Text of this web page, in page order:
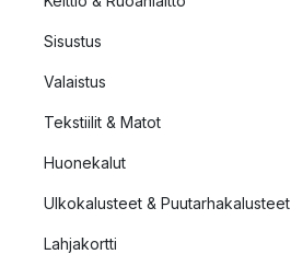
Sisustus
Valaistus
Tekstiilit & Matot
Huonekalut
Ulkokalusteet & Puutarhakalusteet
Lahjakortti